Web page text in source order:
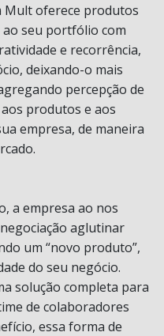
Mult oferece produtos
seu portfólio com
e recorrência,
deixando-o mais
percepção de
produtos e aos
empresa, de maneira
a empresa ao nos
aglutinar
um “novo produto”,
do seu negócio.
solução completa para
de colaboradores
essa forma de